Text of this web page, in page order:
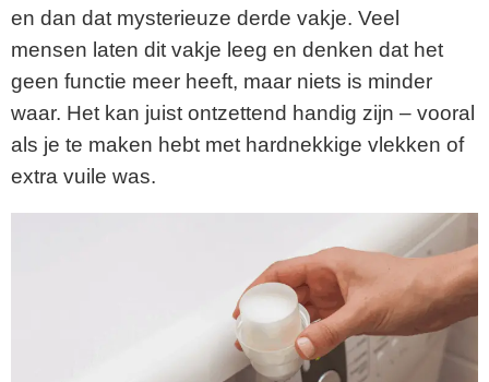
en dan dat mysterieuze derde vakje. Veel
mensen laten dit vakje leeg en denken dat het
geen functie meer heeft, maar niets is minder
waar. Het kan juist ontzettend handig zijn – vooral
als je te maken hebt met hardnekkige vlekken of
extra vuile was.